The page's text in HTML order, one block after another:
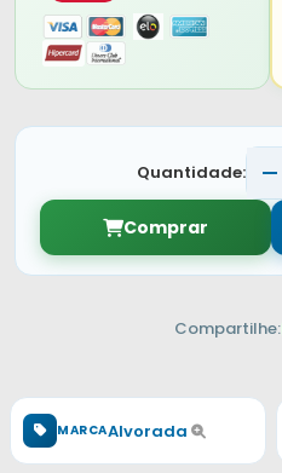
Quantidade:
Comprar
Compartilhe:
MARCAAlvorada